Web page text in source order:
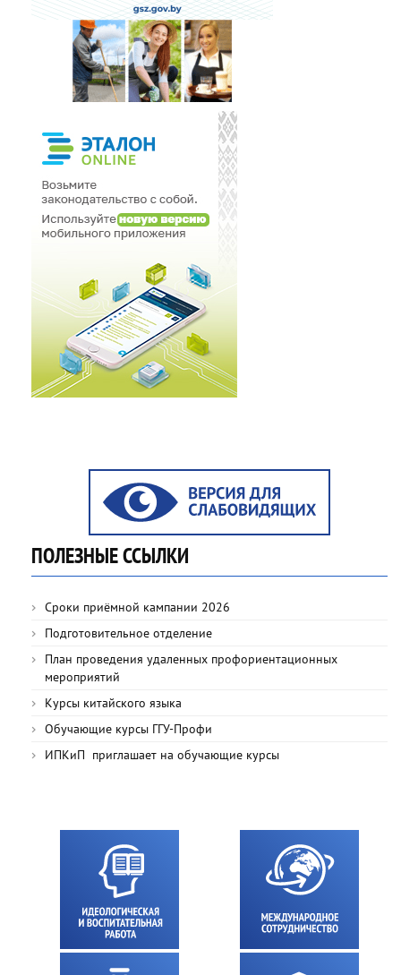
ПОЛЕЗНЫЕ ССЫЛКИ
Сроки приёмной кампании 2026
Подготовительное отделение
План проведения удаленных профориентационных
мероприятий
Курсы китайского языка
Обучающие курсы ГГУ-Профи
ИПКиП приглашает на обучающие курсы